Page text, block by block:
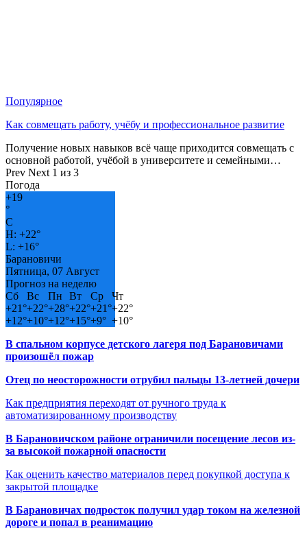
Популярное
Как совмещать работу, учёбу и профессиональное развитие
Получение новых навыков всё чаще приходится совмещать с
основной работой, учёбой в университете и семейными…
Prev Next 1 из 3
Погода
+19
°
C
H: +22°
L: +16°
Барановичи
Пятница, 07 Август
Прогноз на неделю
Сб
Вс Пн Вт Ср
Чт
+21°+22°+28°+22°+21°+22°
+12°+10°+12°+15°+9° +10°
В спальном корпусе детского лагеря под Барановичами
произошёл пожар
Отец по неосторожности отрубил пальцы 13-летней дочери
Как предприятия переходят от ручного труда к
автоматизированному производству
В Барановичском районе ограничили посещение лесов из-
за высокой пожарной опасности
Как оценить качество материалов перед покупкой доступа к
закрытой площадке
В Барановичах подросток получил удар током на железной
дороге и попал в реанимацию